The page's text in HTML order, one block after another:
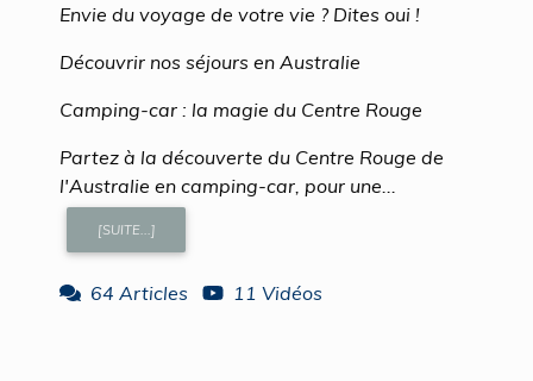
Envie du voyage de votre vie ? Dites oui !
Découvrir nos séjours en Australie
Camping-car : la magie du Centre Rouge
Partez à la découverte du Centre Rouge de
l'Australie en camping-car, pour une...
[SUITE...]
64 Articles 11 Vidéos